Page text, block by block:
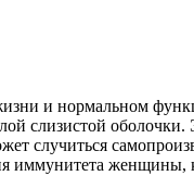
и нормальном
слизистой
случиться
женщины,